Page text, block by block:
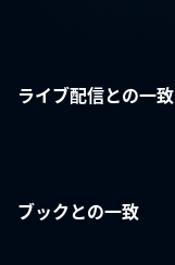
ライブ配信との一致
ブックとの一致